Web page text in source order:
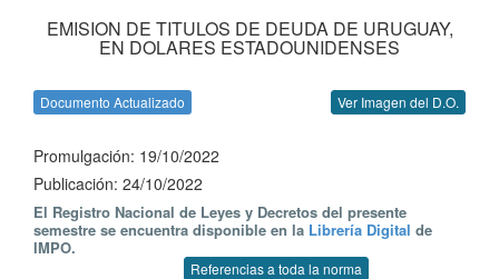
EMISION DE TITULOS DE DEUDA DE URUGUAY,
EN DOLARES ESTADOUNIDENSES
Documento Actualizado Ver Imagen del D.O.
Promulgación: 19/10/2022
Publicación: 24/10/2022
El Registro Nacional de Leyes y Decretos del presente
semestre se encuentra disponible en la Librería Digital de
IMPO.
Referencias a toda la norma